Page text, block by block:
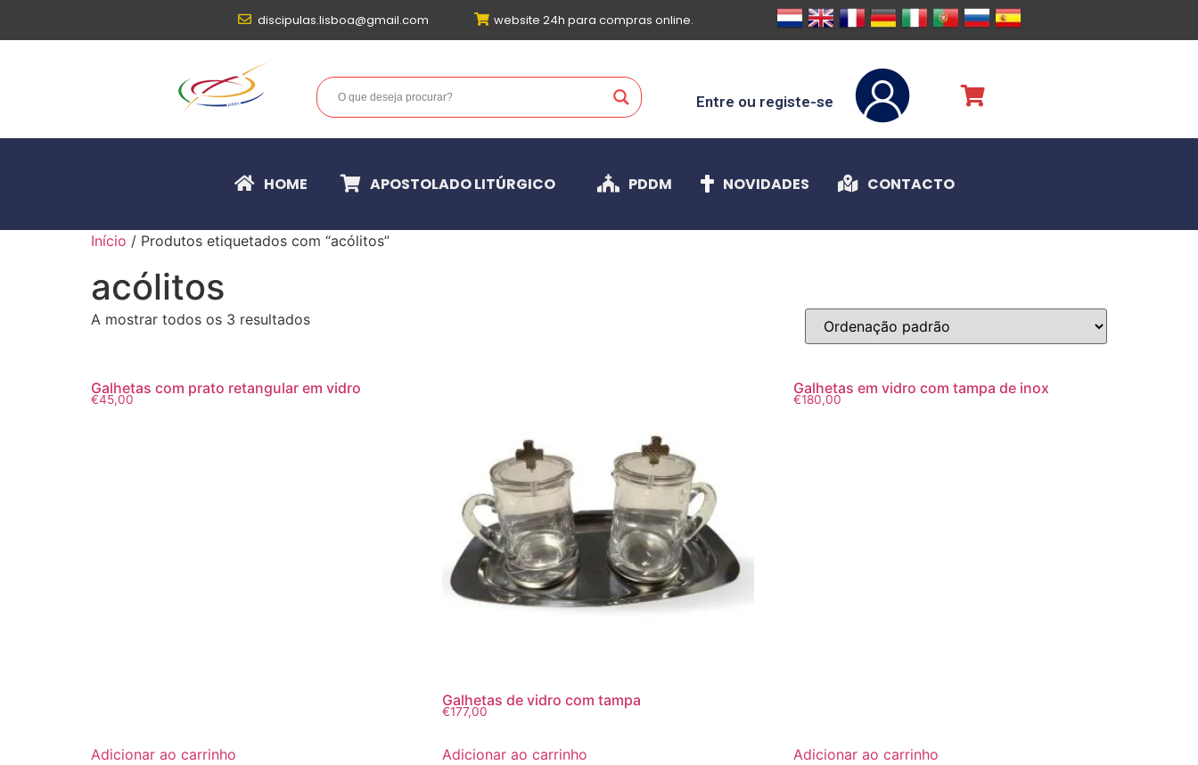
discipulas.lisboa@gmail.com website 24h para compras online.
Entre ou registe-se
HOME APOSTOLADO LITÚRGICO PDDM NOVIDADES CONTACTO
Início / Produtos etiquetados com “acólitos”
acólitos
A mostrar todos os 3 resultados
Galhetas com prato retangular em vidro
€45,00
Adicionar ao carrinho
Galhetas de vidro com tampa
€177,00
Adicionar ao carrinho
Galhetas em vidro com tampa de inox
€180,00
Adicionar ao carrinho